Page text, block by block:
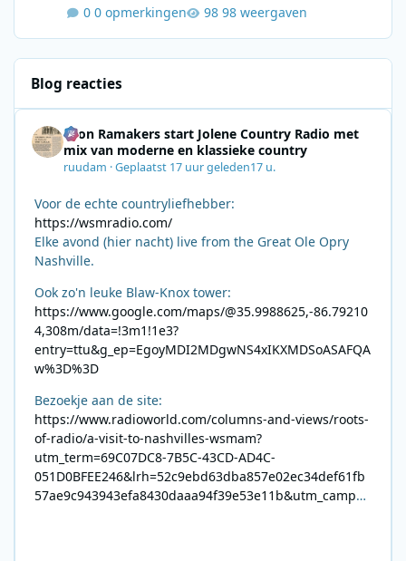
0 opmerkingen 98 weergaven
Blog reacties
Leon Ramakers start Jolene Country Radio met
mix van moderne en klassieke country
ruudam ·Geplaatst 17 uur geleden17 u.
Voor de echte countryliefhebber:
https://wsmradio.com/
Elke avond (hier nacht) live from the Great Ole Opry
Nashville.
Ook zo'n leuke Blaw-Knox tower:
https://www.google.com/maps/@35.9988625,-86.79210
4,308m/data=!3m1!1e3?
entry=ttu&g_ep=EgoyMDI2MDgwNS4xIKXMDSoASAFQA
w%3D%3D
Bezoekje aan de site:
https://www.radioworld.com/columns-and-views/roots-
of-radio/a-visit-to-nashvilles-wsmam?
utm_term=69C07DC8-7B5C-43CD-AD4C-
051D0BFEE246&lrh=52c9ebd63dba857e02ec34def61fb
57ae9c943943efa8430daaa94f39e53e11b&utm_campai